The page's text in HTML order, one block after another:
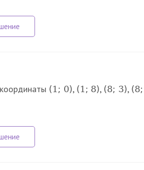
(1; 0), (1; 8), (8; 3), (8;